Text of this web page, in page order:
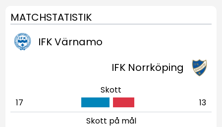
MATCHSTATISTIK
IFK Värnamo
IFK Norrköping
Skott
17
13
Skott på mål